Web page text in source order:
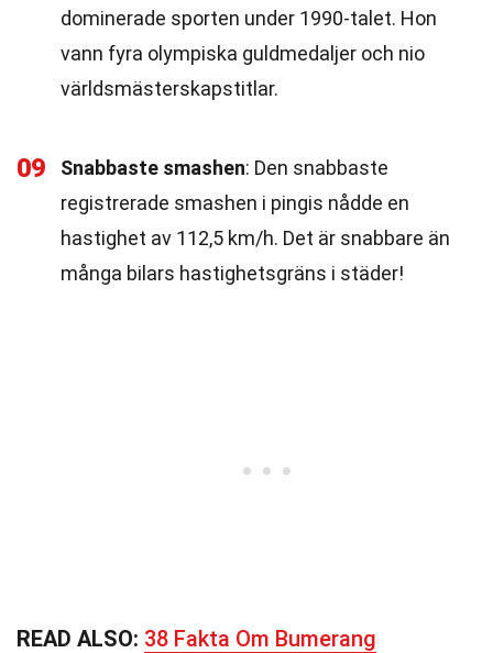
dominerade sporten under 1990-talet. Hon
vann fyra olympiska guldmedaljer och nio
världsmästerskapstitlar.
09 Snabbaste smashen: Den snabbaste
registrerade smashen i pingis nådde en
hastighet av 112,5 km/h. Det är snabbare än
många bilars hastighetsgräns i städer!
READ ALSO: 38 Fakta Om Bumerang